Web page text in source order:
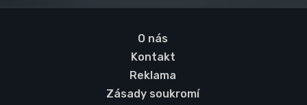
O nás
Kontakt
Reklama
Zásady soukromí